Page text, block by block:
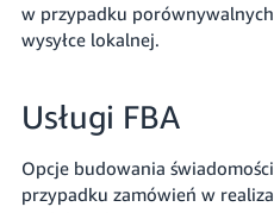
w przypadku
wysyłce lokalnej.
Usługi FBA
Opcje budowania
przypadku zamówień w